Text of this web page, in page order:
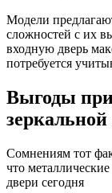
Модели
сложностей с их
входную дверь
потребуется
Выгоды
Сомнениям тот
что металлические
двери сегодня